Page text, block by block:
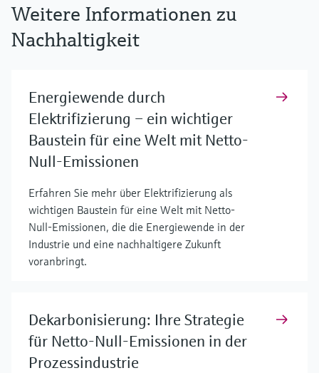
Weitere Informationen zu
Nachhaltigkeit
Energiewende durch
Elektrifizierung – ein wichtiger
Baustein für eine Welt mit Netto-
Null-Emissionen
Erfahren Sie mehr über Elektrifizierung als
wichtigen Baustein für eine Welt mit Netto-
Null-Emissionen, die die Energiewende in der
Industrie und eine nachhaltigere Zukunft
voranbringt.
Dekarbonisierung: Ihre Strategie
für Netto-Null-Emissionen in der
Prozessindustrie